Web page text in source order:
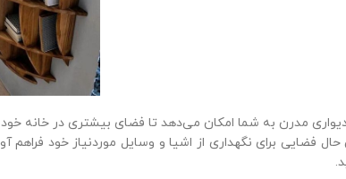
مدرن به شما امکان می‌دهد تا فضای بیشتری در خانه
فضایی برای نگهداری از اشیا و وسایل موردنیاز خود